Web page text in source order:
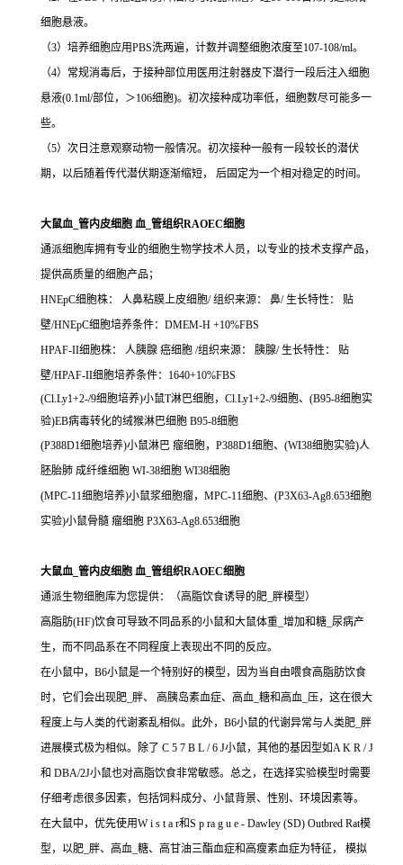
细胞悬液。
（3）培养细胞应用PBS洗两遍，计数并调整细胞浓度至107-108/ml。
（4）常规消毒后，于接种部位用医用注射器皮下潜行一段后注入细胞
悬液(0.1ml/部位，＞106细胞)。初次接种成功率低，细胞数尽可能多一
些。
（5）次日注意观察动物一般情况。初次接种一般有一段较长的潜伏
期，以后随着传代潜伏期逐渐缩短， 后固定为一个相对稳定的时间。
大鼠血_管内皮细胞 血_管组织RAOEC细胞
通派细胞库拥有专业的细胞生物学技术人员，以专业的技术支撑产品，
提供高质量的细胞产品；
HNEpC细胞株： 人鼻粘膜上皮细胞/ 组织来源： 鼻/ 生长特性： 贴
壁/HNEpC细胞培养条件：DMEM-H +10%FBS
HPAF-II细胞株： 人胰腺 癌细胞 /组织来源： 胰腺/ 生长特性： 贴
壁/HPAF-II细胞培养条件：1640+10%FBS
(Cl.Ly1+2-/9细胞培养)小鼠T淋巴细胞，Cl.Ly1+2-/9细胞、(B95-8细胞实
验)EB病毒转化的绒猴淋巴细胞 B95-8细胞
(P388D1细胞培养)小鼠淋巴 瘤细胞，P388D1细胞、(WI38细胞实验)人
胚胎肺 成纤维细胞 WI-38细胞 WI38细胞
(MPC-11细胞培养)小鼠浆细胞瘤，MPC-11细胞、(P3X63-Ag8.653细胞
实验)小鼠骨髓 瘤细胞 P3X63-Ag8.653细胞
大鼠血_管内皮细胞 血_管组织RAOEC细胞
通派生物细胞库为您提供：（高脂饮食诱导的肥_胖模型）
高脂肪(HF)饮食可导致不同品系的小鼠和大鼠体重_增加和糖_尿病产
生，而不同品系在不同程度上表现出不同的反应。
在小鼠中，B6小鼠是一个特别好的模型，因为当自由喂食高脂肪饮食
时，它们会出现肥_胖、 高胰岛素血症、高血_糖和高血_压，这在很大
程度上与人类的代谢紊乱相似。此外，B6小鼠的代谢异常与人类肥_胖
进展模式极为相似。除了 C 5 7 B L / 6 J小鼠，其他的基因型如A K R / J
和 DBA/2J小鼠也对高脂饮食非常敏感。总之，在选择实验模型时需要
仔细考虑很多因素，包括饲料成分、小鼠背景、性别、环境因素等。
在大鼠中，优先使用W i s t a r和S p ra g u e - Dawley (SD) Outbred Rat模
型，以肥_胖、高血_糖、高甘油三酯血症和高瘦素血症为特征， 模拟